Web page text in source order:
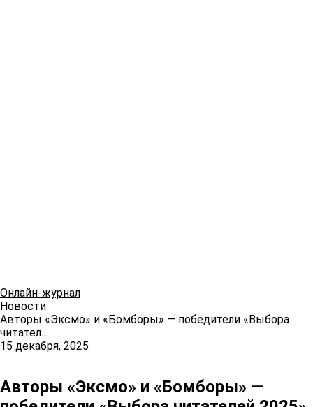
Онлайн-журнал
Новости
Авторы «Эксмо» и «Бомборы» — победители «Выбора
читател...
15 декабря, 2025
Авторы «Эксмо» и «Бомборы» —